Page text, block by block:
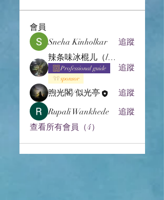
會員
Sneha Kinholkar
追蹤
辣条味冰棍儿（lof别玩了要氪金的）
Professional guide
sponsor
追蹤
煦光閣/似光亭
追蹤
Rupali Wankhede
追蹤
查看所有會員（4）